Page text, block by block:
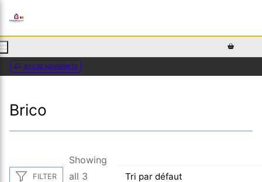
ACCÈS ADHÉRENTS
Brico
FILTER
Showing
all 3